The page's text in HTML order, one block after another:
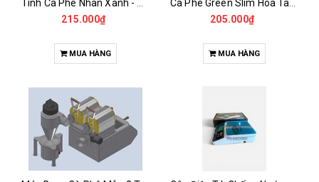
215.000₫
MUA HÀNG
205.000₫
MUA HÀNG